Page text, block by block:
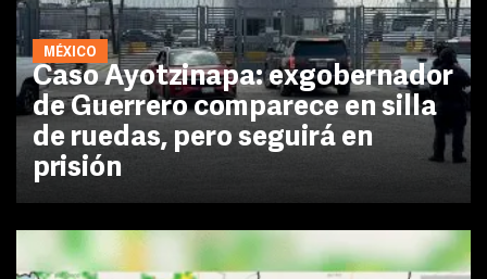
MÉXICO
Caso Ayotzinapa: exgobernador
de Guerrero comparece en silla
de ruedas, pero seguirá en
prisión